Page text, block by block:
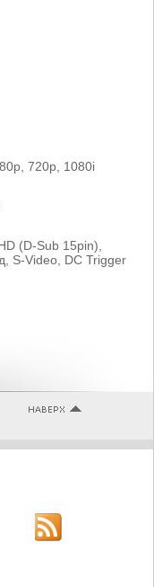
720p, 1080i
(D-Sub 15pin),
S-Video, DC Trigger